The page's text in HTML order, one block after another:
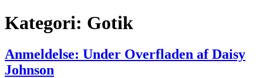
Kategori: Gotik
Anmeldelse: Under Overfladen af Daisy
Johnson